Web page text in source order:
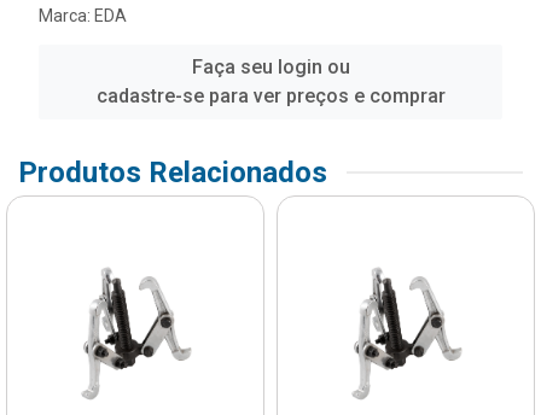
Marca: EDA
Faça seu login ou
cadastre-se para ver preços e comprar
Produtos Relacionados